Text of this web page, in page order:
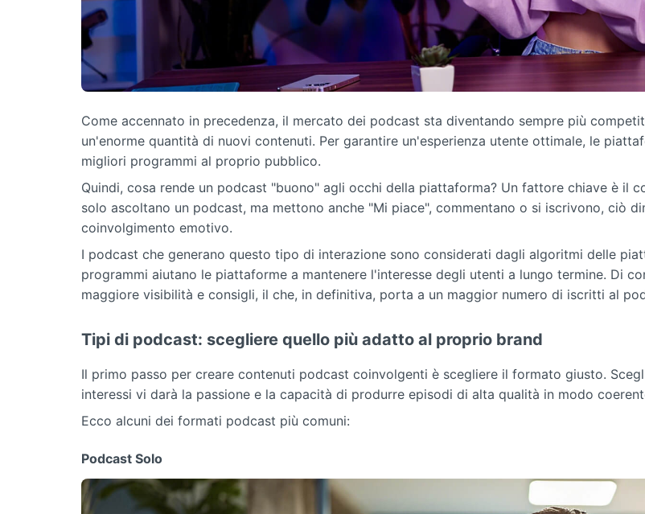
Come accennato in precedenza, il mercato dei podcast sta diventando sempre più
un'enorme quantità di nuovi contenuti. Per garantire un'esperienza utente ottimale, le
migliori programmi al proprio pubblico.
Quindi, cosa rende un podcast "buono" agli occhi della piattaforma? Un fattore chiave è il
solo ascoltano un podcast, ma mettono anche "Mi piace", commentano o si iscrivono, ciò
coinvolgimento emotivo.
I podcast che generano questo tipo di interazione sono considerati dagli algoritmi delle
programmi aiutano le piattaforme a mantenere l'interesse degli utenti a lungo termine. Di
maggiore visibilità e consigli, il che, in definitiva, porta a un maggior numero di iscritti al
Tipi di podcast: scegliere quello più adatto al proprio brand
Il primo passo per creare contenuti podcast coinvolgenti è scegliere il formato giusto.
interessi vi darà la passione e la capacità di produrre episodi di alta qualità in modo
Ecco alcuni dei formati podcast più comuni:
Podcast Solo